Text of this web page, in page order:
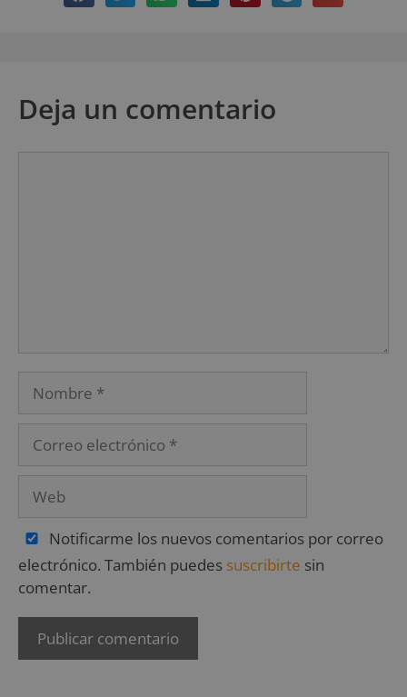
Deja un comentario
Notificarme los nuevos comentarios por correo
electrónico. También puedes suscribirte sin
comentar.